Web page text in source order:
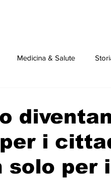
Medicina & Salute
i
solo per i